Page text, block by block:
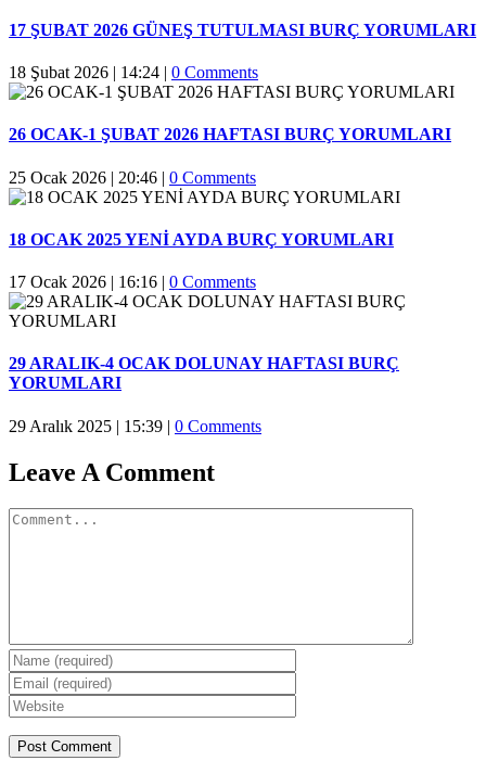
17 ŞUBAT 2026 GÜNEŞ TUTULMASI BURÇ YORUMLARI
18 Şubat 2026 | 14:24 | 0 Comments
26 OCAK-1 ŞUBAT 2026 HAFTASI BURÇ YORUMLARI
25 Ocak 2026 | 20:46 | 0 Comments
18 OCAK 2025 YENİ AYDA BURÇ YORUMLARI
17 Ocak 2026 | 16:16 | 0 Comments
29 ARALIK-4 OCAK DOLUNAY HAFTASI BURÇ
YORUMLARI
29 Aralık 2025 | 15:39 | 0 Comments
Leave A Comment
Comment